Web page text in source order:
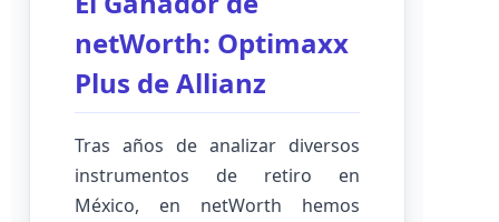
netWorth: Optimaxx
Plus de Allianz
Tras años de analizar diversos
instrumentos de retiro en
México, en netWorth hemos